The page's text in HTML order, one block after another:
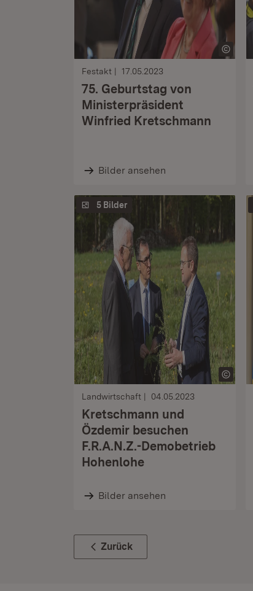
Festakt 17.05.2023
75. Geburtstag von
Ministerpräsident
Winfried Kretschmann
Bilder ansehen
5 Bilder
Landwirtschaft 04.05.2023
Kretschmann und
Özdemir besuchen
F.R.A.N.Z.-Demobetrieb
Hohenlohe
Bilder ansehen
Zurück